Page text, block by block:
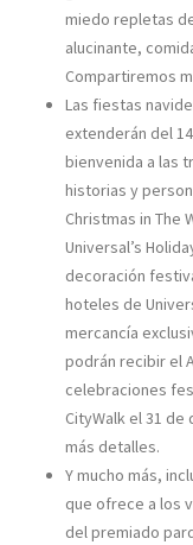
miedo repletas
alucinante,
Compartiremos
Las fiestas
extenderán del
bienvenida a las
historias y
Christmas in The
Universal’s
decoración
hoteles de
mercancía
podrán recibir el
celebraciones
CityWalk el 31
más detalles.
Y mucho más,
que ofrece a los
del premiado